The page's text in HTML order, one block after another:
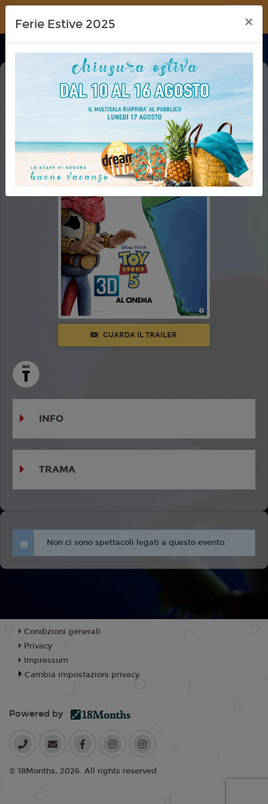
Dream Cinema
TOY STORY 5 - 3D
3D - 4K - LASER
GUARDA IL TRAILER
INFO
TRAMA
Non ci sono spettacoli legati a questo evento.
Ferie Estive 2025 ×
Condizioni generali
Privacy
Impressum
Cambia impostazioni privacy
Powered by
© 18Months, 2026. All rights reserved